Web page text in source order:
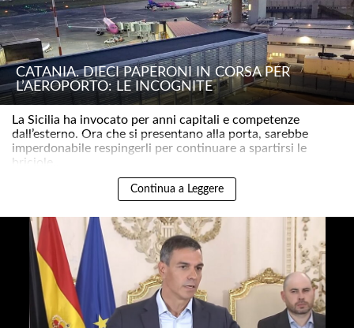
CATANIA. DIECI PAPERONI IN CORSA PER
L’AEROPORTO: LE INCOGNITE
La Sicilia ha invocato per anni capitali e competenze
dall’esterno. Ora che si presentano alla porta, sarebbe
imperdonabile respingerli per continuare a spartirsi le
briciole..
Continua a Leggere